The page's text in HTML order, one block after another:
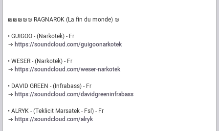
₪₪₪₪₪ RAGNAROK (La fin du monde) ₪
• GUIGOO - (Narkotek) - Fr
→ https://soundcloud.com/guigoonarkotek
• WESER - (Narkotek) - Fr
→ https://soundcloud.com/weser-narkotek
• DAVID GREEN - (Infrabass) - Fr
→ https://soundcloud.com/davidgreeninfrabass
• ALRYK - (Teklicit Marsatek - Fsl) - Fr
→ https://soundcloud.com/alryk